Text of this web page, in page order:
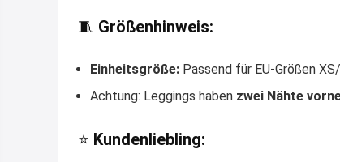
🧵 Größenhinweis:
Einheitsgröße: Passend für EU-Größen
Achtung: Leggings haben zwei Nähte
⭐ Kundenliebling: